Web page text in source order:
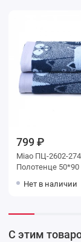
799 ₽
Miao ПЦ-2602-
Полотенце 50*90
Нет в наличии
С этим